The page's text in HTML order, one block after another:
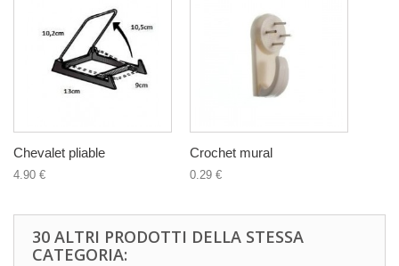
Chevalet pliable
4.90 €
Crochet mural
0.29 €
30 ALTRI PRODOTTI DELLA STESSA
CATEGORIA: